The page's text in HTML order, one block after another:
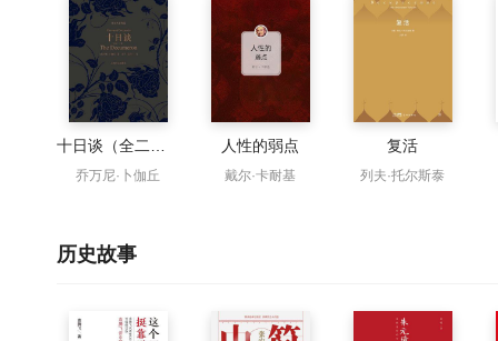
乔万尼·卜伽丘
人性的弱点
戴尔·卡耐基
复活
列夫·托尔斯泰
历史故事